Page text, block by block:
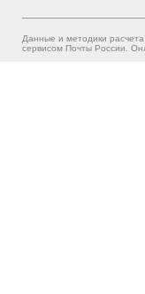
Данные и методики
сервисом Почты России.